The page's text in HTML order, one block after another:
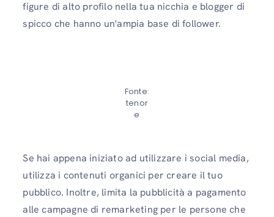
figure di alto profilo nella tua nicchia e blogger di
spicco che hanno un'ampia base di follower.
Fonte:
tenor
e
Se hai appena iniziato ad utilizzare i social media,
utilizza i contenuti organici per creare il tuo
pubblico. Inoltre, limita la pubblicità a pagamento
alle campagne di remarketing per le persone che